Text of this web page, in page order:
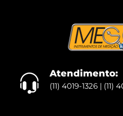
Atendimento:
(11) 4019-1326 | (11)